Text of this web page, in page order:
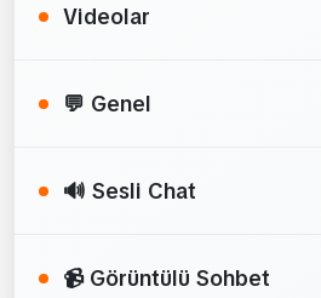
Videolar
💬 Genel
🔊 Sesli Chat
📹 Görüntülü Sohbet